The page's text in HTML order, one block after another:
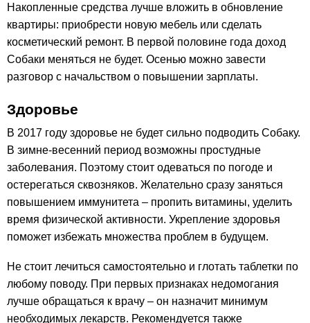
Накопленные средства лучше вложить в обновление
квартиры: приобрести новую мебель или сделать
косметический ремонт. В первой половине года доход
Собаки меняться не будет. Осенью можно завести
разговор с начальством о повышении зарплаты.
Здоровье
В 2017 году здоровье не будет сильно подводить Собаку.
В зимне-весенний период возможны простудные
заболевания. Поэтому стоит одеваться по погоде и
остерегаться сквозняков. Желательно сразу заняться
повышением иммунитета – пропить витамины, уделить
время физической активности. Укрепление здоровья
поможет избежать множества проблем в будущем.
Не стоит лечиться самостоятельно и глотать таблетки по
любому поводу. При первых признаках недомогания
лучше обращаться к врачу – он назначит минимум
необходимых лекарств. Рекомендуется также